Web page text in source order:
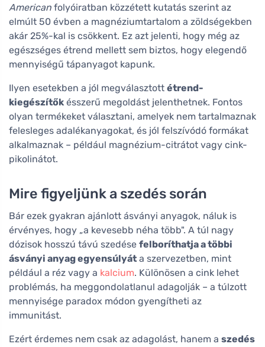
American folyóiratban közzétett kutatás szerint az
elmúlt 50 évben a magnéziumtartalom a zöldségekben
akár 25%-kal is csökkent. Ez azt jelenti, hogy még az
egészséges étrend mellett sem biztos, hogy elegendő
mennyiségű tápanyagot kapunk.
Ilyen esetekben a jól megválasztott étrend-
kiegészítők ésszerű megoldást jelenthetnek. Fontos
olyan termékeket választani, amelyek nem tartalmaznak
felesleges adalékanyagokat, és jól felszívódó formákat
alkalmaznak – például magnézium-citrátot vagy cink-
pikolinátot.
Mire figyeljünk a szedés során
Bár ezek gyakran ajánlott ásványi anyagok, náluk is
érvényes, hogy „a kevesebb néha több". A túl nagy
dózisok hosszú távú szedése felboríthatja a többi
ásványi anyag egyensúlyát a szervezetben, mint
például a réz vagy a kalcium. Különösen a cink lehet
problémás, ha meggondolatlanul adagolják – a túlzott
mennyisége paradox módon gyengítheti az
immunitást.
Ezért érdemes nem csak az adagolást, hanem a szedés